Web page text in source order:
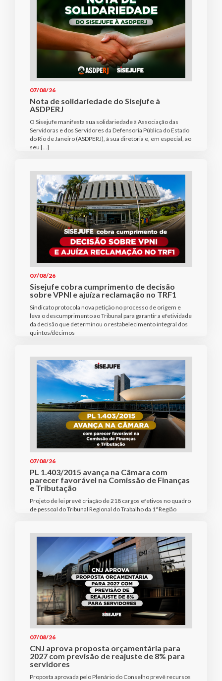
07/08/26
Nota de solidariedade do Sisejufe à
ASDPERJ
O Sisejufe manifesta sua solidariedade à Associação das
Servidoras e dos Servidores da Defensoria Pública do Estado
do Rio de Janeiro (ASDPERJ), à sua diretoria e, em especial, ao
seu […]
07/08/26
Sisejufe cobra cumprimento de decisão
sobre VPNI e ajuíza reclamação no TRF1
Sindicato protocola nova petição no processo de origem e
leva o descumprimento ao Tribunal para garantir a efetividade
da decisão que determinou o restabelecimento integral dos
quintos/décimos
07/08/26
PL 1.403/2015 avança na Câmara com
parecer favorável na Comissão de Finanças
e Tributação
Projeto de lei prevê criação de 218 cargos efetivos no quadro
de pessoal do Tribunal Regional do Trabalho da 1ª Região
07/08/26
CNJ aprova proposta orçamentária para
2027 com previsão de reajuste de 8% para
servidores
Proposta aprovada pelo Plenário do Conselho prevê recursos